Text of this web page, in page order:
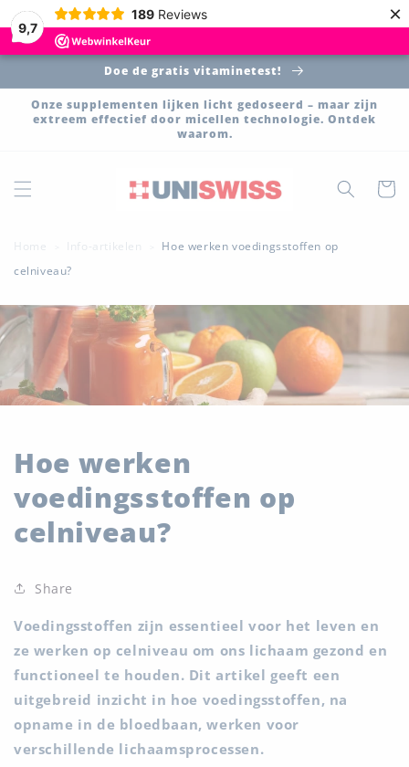
9,7
189 Reviews ×
naar de
content
Doe de gratis vitaminetest!
Onze supplementen lijken licht gedoseerd – maar zijn
extreem effectief door micellen technologie. Ontdek
waarom.
Home Info-artikelen
Hoe werken voedingsstoffen op
celniveau?
Hoe werken
voedingsstoffen op
celniveau?
Share
Voedingsstoffen zijn essentieel voor het leven en
ze werken op celniveau om ons lichaam gezond en
functioneel te houden. Dit artikel geeft een
uitgebreid inzicht in hoe voedingsstoffen, na
opname in de bloedbaan, werken voor
verschillende lichaamsprocessen.